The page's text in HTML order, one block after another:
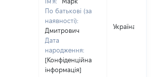
По батькові (за
наявності):
Дмитрович
Дата
народження:
[Конфіденційна
інформація]
Україна